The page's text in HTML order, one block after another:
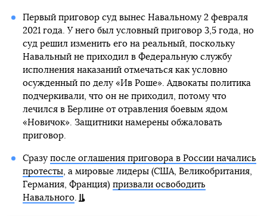
Первый приговор суд вынес Навальному 2 февраля
2021 года. У него был условный приговор 3,5 года, но
суд решил изменить его на реальный, поскольку
Навальный не приходил в Федеральную службу
исполнения наказаний отмечаться как условно
осужденный по делу «Ив Роше». Адвокаты политика
подчеркивали, что он не приходил, потому что
лечился в Берлине от отравления боевым ядом
«Новичок». Защитники намерены обжаловать
приговор.
Сразу после оглашения приговора в России начались
протесты, а мировые лидеры (США, Великобритания,
Германия, Франция) призвали освободить
Навального.